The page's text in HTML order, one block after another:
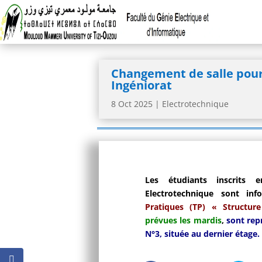
Changement de salle
Ingéniorat
8 Oct 2025 | Electrotechnique
Les étudiants inscrits
Electrotechnique sont
Pratiques (TP) «
prévues les mardis, sont
N°3, située au dernier étage.